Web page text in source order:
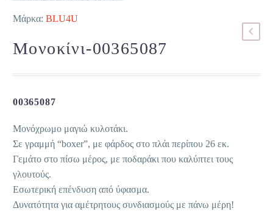
Μάρκα: BLU4U
Μονοκίνι-00365087
00365087
Μονόχρωμο μαγιώ κυλοτάκι.
Σε γραμμή “boxer”, με φάρδος στο πλάι περίπου 26 εκ.
Γεμάτο στο πίσω μέρος, με ποδαράκι που καλύπτει τους
γλουτούς.
Εσωτερική επένδυση από ύφασμα.
Δυνατότητα για αμέτρητους συνδιασμούς με πάνω μέρη!